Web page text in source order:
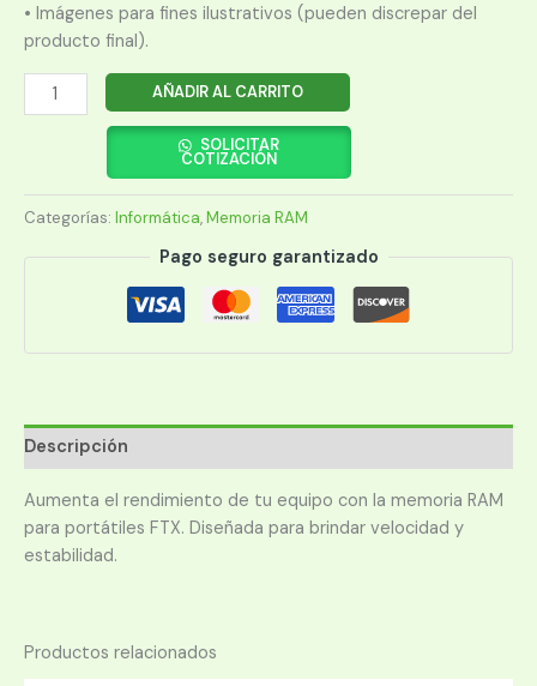
• Imágenes para fines ilustrativos (pueden discrepar del
producto final).
MEMORIA
RAM
DDR5
FTX
AÑADIR AL CARRITO
SOLICITAR
COTIZACIÓN
Categorías: Informática,Memoria RAM
Pago seguro garantizado
Descripción
Aumenta el rendimiento de tu equipo con la memoria RAM
para portátiles FTX. Diseñada para brindar velocidad y
estabilidad.
Productos relacionados